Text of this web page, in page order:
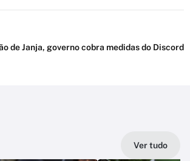
de Janja, governo cobra medidas do Discord
Ver tudo